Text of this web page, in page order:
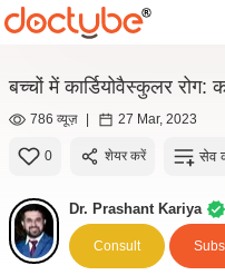
बच्चों में कार्डियोवैस्कुलर रोग:
786 व्यूज़ | 27 Mar, 2023
0 शेयर करें सेव
Dr. Prashant Kariya
Consult